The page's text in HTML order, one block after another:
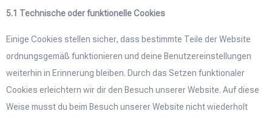
5.1 Technische oder funktionelle Cookies
Einige Cookies stellen sicher, dass bestimmte Teile der Website
ordnungsgemäß funktionieren und deine Benutzereinstellungen
weiterhin in Erinnerung bleiben. Durch das Setzen funktionaler
Cookies erleichtern wir dir den Besuch unserer Website. Auf diese
Weise musst du beim Besuch unserer Website nicht wiederholt